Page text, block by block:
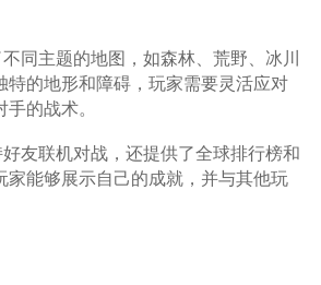
同主题的地图，如森林、荒野、冰川
特的地形和障碍，玩家需要灵活应对
的战术。
友联机对战，还提供了全球排行榜和
家能够展示自己的成就，并与其他玩